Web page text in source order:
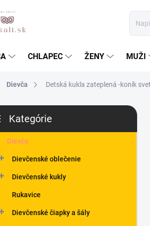
CHLAPEC ŽENY MUŽI
Dievča Detská kukla zateplená -koník
Kategórie
Dievča
Dievčenské oblečenie
Dievčenské kukly
Rukavice
Dievčenské čiapky a šály